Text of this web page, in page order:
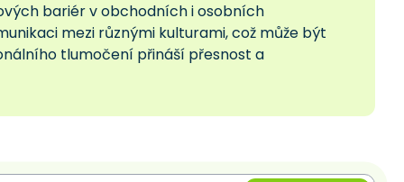
bariér v obchodních i osobních
mezi různými kulturami, což může být
tlumočení přináší přesnost a